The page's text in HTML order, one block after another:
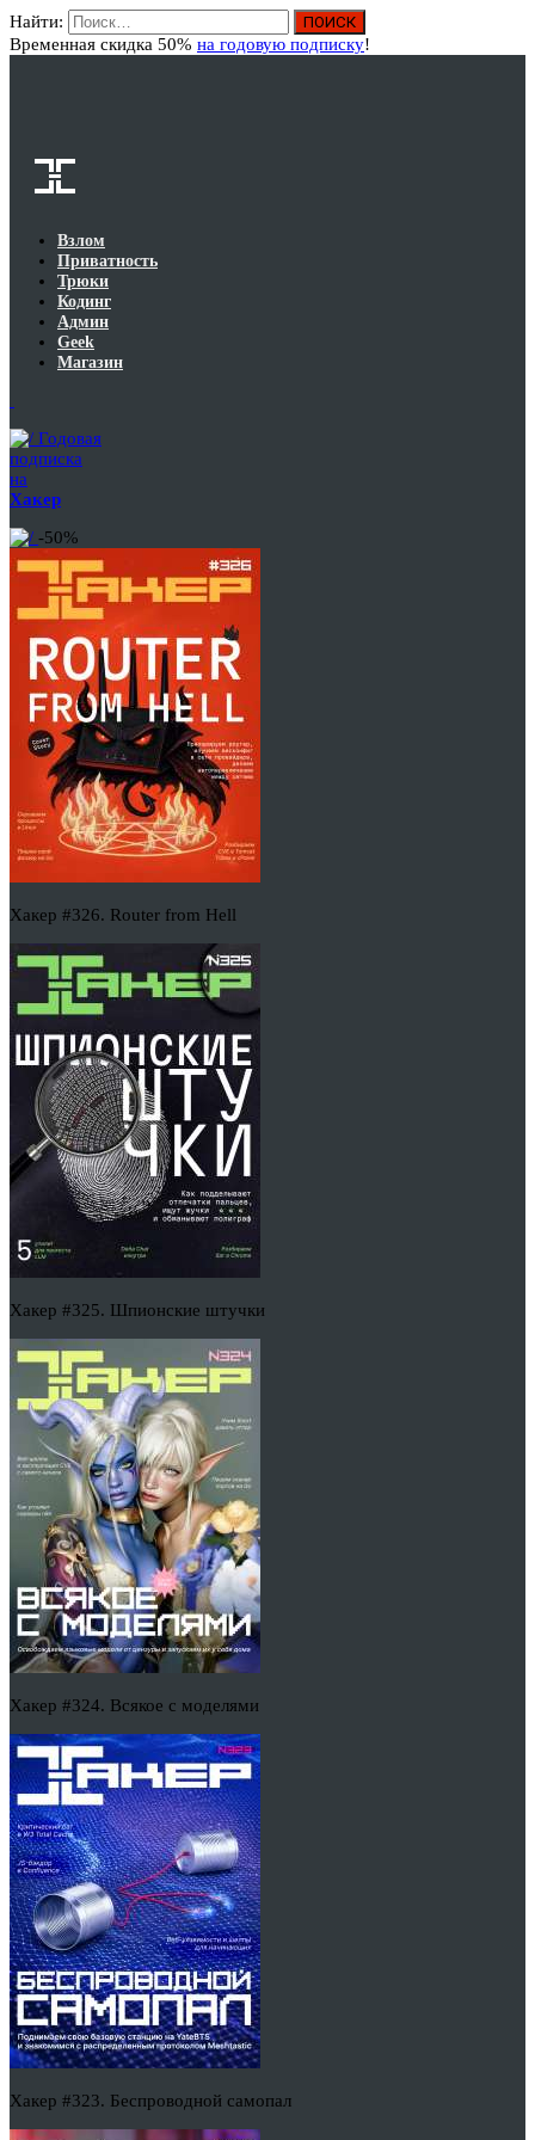
Найти:
Временная скидка 50% на годовую подписку!
Взлом
Приватность
Трюки
Кодинг
Админ
Geek
Магазин
Годовая
подписка
на
Хакер
-50%
Хакер #326. Router from Hell
Хакер #325. Шпионские штучки
Хакер #324. Всякое с моделями
Хакер #323. Беспроводной самопал